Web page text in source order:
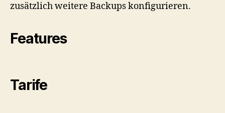
zusätzlich weitere Backups konfigurieren.
Features
Tarife